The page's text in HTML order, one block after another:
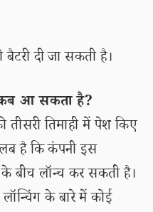
दी जा सकती है।
आ सकता है?
तिमाही में पेश किए
है कि कंपनी इस
बीच लॉन्च कर सकती है।
लॉन्चिंग के बारे में कोई